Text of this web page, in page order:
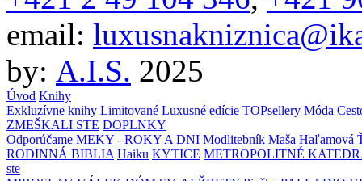
email:
by: A.I.S. 2025
Úvod Knihy
Exkluzívne knihy Limitované Luxusné edície TOPsellery Móda
ZMEŠKALI STE DOPLNKY
Odporúčame MEKY - ROKY A DNI Modlitebník Maša Haľamová
RODINNÁ BIBLIA Haiku KYTICE METROPOLITNÉ
ste